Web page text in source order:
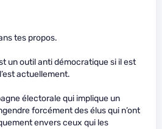
tes propos.
un outil anti démocratique si il est
actuellement.
électorale qui implique un
forcément des élus qui n’ont
envers ceux qui les